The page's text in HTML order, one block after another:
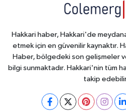
Hakkari haber, Hakkari'de
etmek için en güvenilir kaynaktır.
Haber, bölgedeki son gelişmeler
bilgi sunmaktadır. Hakkari'nin tüm
takip